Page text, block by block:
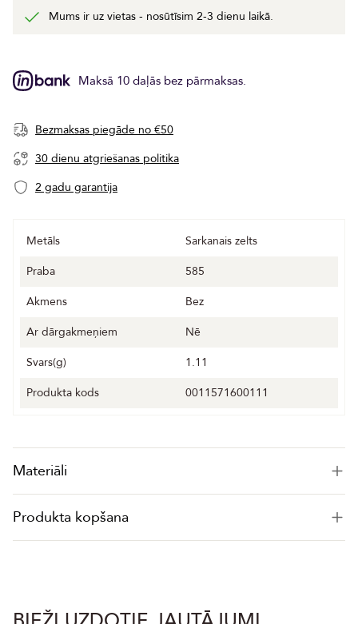
Mums ir uz vietas - nosūtīsim 2-3 dienu laikā.
Maksā 10 daļās bez pārmaksas.
Bezmaksas piegāde no €50
30 dienu atgriešanas politika
2 gadu garantija
Metāls
Sarkanais zelts
Praba
585
Akmens
Bez
Ar dārgakmeņiem
Nē
Svars(g)
1.11
Produkta kods
0011571600111
Materiāli
Produkta kopšana